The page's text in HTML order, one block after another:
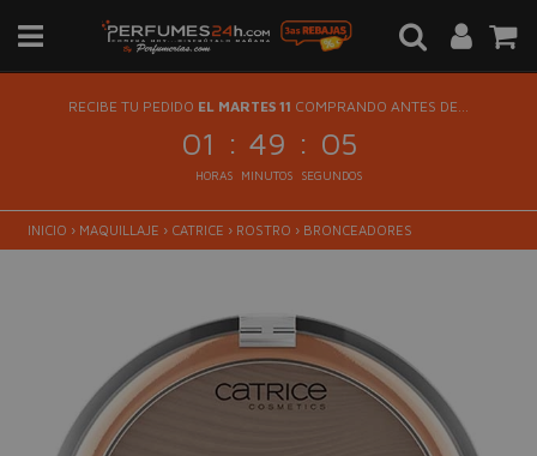
RECIBE TU PEDIDO EL MARTES 11 COMPRANDO ANTES DE...
01 : 49 : 04
HORAS MINUTOS SEGUNDOS
INICIO › MAQUILLAJE › CATRICE › ROSTRO › BRONCEADORES